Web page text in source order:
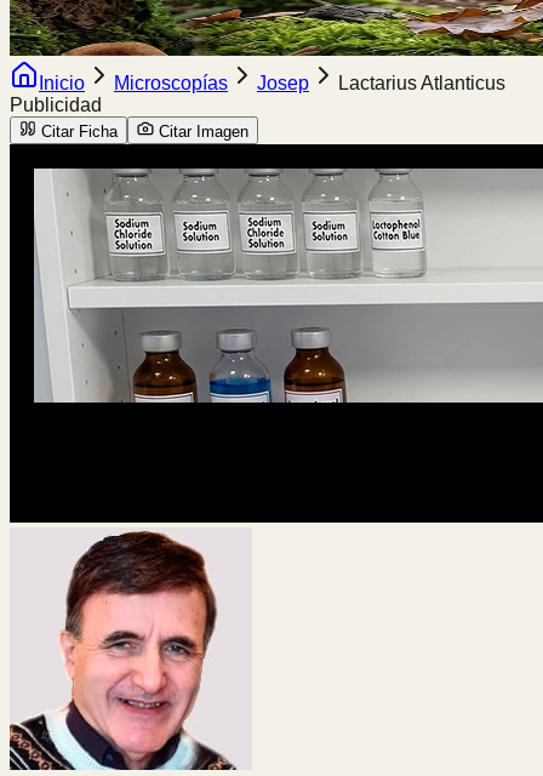
Inicio Microscopías Josep
Lactarius Atlanticus
Publicidad
Citar Ficha Citar Imagen